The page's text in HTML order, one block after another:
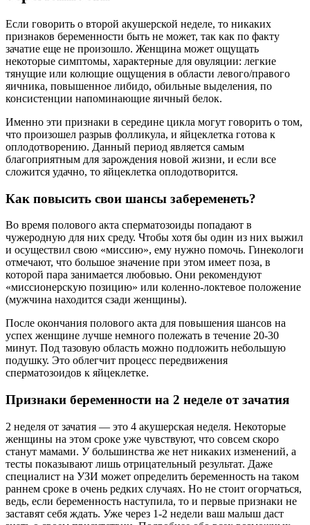
Если говорить о второй акушерской неделе, то никаких
признаков беременности быть не может, так как по факту
зачатие еще не произошло. Женщина может ощущать
некоторые симптомы, характерные для овуляции: легкие
тянущие или колющие ощущения в области левого/правого
яичника, повышенное либидо, обильные выделения, по
консистенции напоминающие яичный белок.
Именно эти признаки в середине цикла могут говорить о том,
что произошел разрыв фолликула, и яйцеклетка готова к
оплодотворению. Данный период является самым
благоприятным для зарождения новой жизни, и если все
сложится удачно, то яйцеклетка оплодотворится.
Как повысить свои шансы забеременеть?
Во время полового акта сперматозоиды попадают в
чужеродную для них среду. Чтобы хотя бы один из них выжил
и осуществил свою «миссию», ему нужно помочь. Гинекологи
отмечают, что большое значение при этом имеет поза, в
которой пара занимается любовью. Они рекомендуют
«миссионерскую позицию» или коленно-локтевое положение
(мужчина находится сзади женщины).
После окончания полового акта для повышения шансов на
успех женщине лучше немного полежать в течение 20-30
минут. Под тазовую область можно подложить небольшую
подушку. Это облегчит процесс передвижения
сперматозоидов к яйцеклетке.
Признаки беременности на 2 неделе от зачатия
2 неделя от зачатия — это 4 акушерская неделя. Некоторые
женщины на этом сроке уже чувствуют, что совсем скоро
станут мамами. У большинства же нет никаких изменений, а
тесты показывают лишь отрицательный результат. Даже
специалист на УЗИ может определить беременность на таком
раннем сроке в очень редких случаях. Но не стоит огорчаться,
ведь, если беременность наступила, то и первые признаки не
заставят себя ждать. Уже через 1-2 недели ваш малыш даст